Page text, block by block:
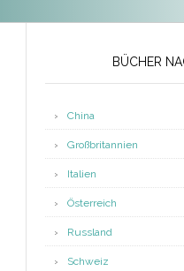
BÜCHER
China
Großbritannien
Italien
Österreich
Russland
Schweiz